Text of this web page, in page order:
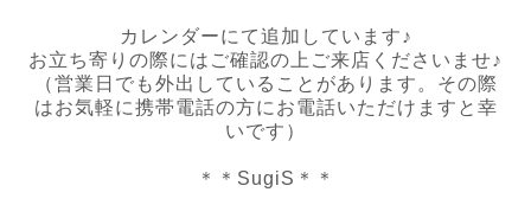
カレンダーにて追加しています♪
お立ち寄りの際にはご確認の上ご来店くださいませ♪
（営業日でも外出していることがあります。その際
はお気軽に携帯電話の方にお電話いただけますと幸
いです）
＊＊SugiS＊＊